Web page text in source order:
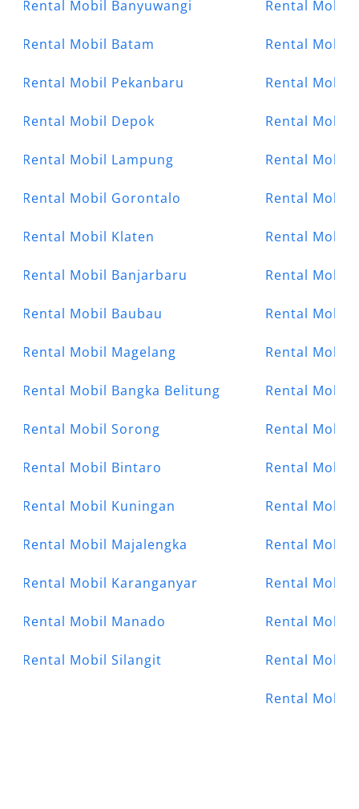
Rental Mobil Banyuwangi
Rental Mobil Batam
Rental Mobil Pekanbaru
Rental Mobil Depok
Rental Mobil Lampung
Rental Mobil Gorontalo
Rental Mobil Klaten
Rental Mobil Banjarbaru
Rental Mobil Baubau
Rental Mobil Magelang
Rental Mobil Bangka Belitung
Rental Mobil Sorong
Rental Mobil Bintaro
Rental Mobil Kuningan
Rental Mobil Majalengka
Rental Mobil Karanganyar
Rental Mobil Manado
Rental Mobil Silangit
Rental Mobil
Rental Mobil
Rental Mobil
Rental Mobil
Rental Mobil
Rental Mobil
Rental Mobil
Rental Mobil
Rental Mobil
Rental Mobil
Rental Mobil
Rental Mobil
Rental Mobil
Rental Mobil
Rental Mobil
Rental Mobil
Rental Mobil
Rental Mobil
Rental Mobil